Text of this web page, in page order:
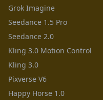
Grok Imagine
Seedance 1.5 Pro
Seedance 2.0
Kling 3.0 Motion Control
Kling 3.0
Pixverse V6
Happy Horse 1.0